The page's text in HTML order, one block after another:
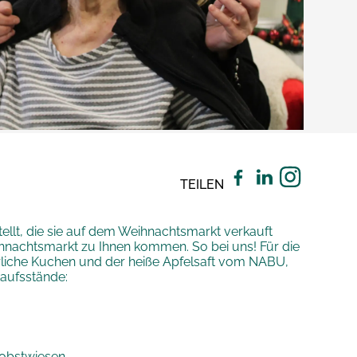
TEILEN
die sie auf dem Weihnachtsmarkt verkauft
zu Ihnen kommen. So bei uns! Für die
Kuchen und der heiße Apfelsaft vom NABU,